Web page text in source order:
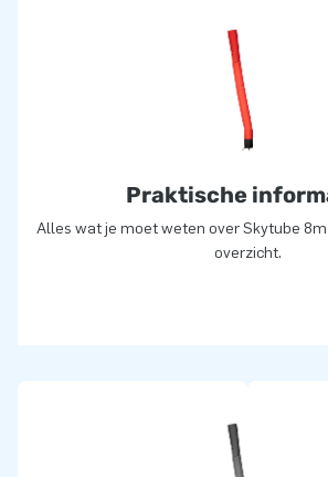
Praktische
Alles wat je moet weten over Skytube
overzicht.